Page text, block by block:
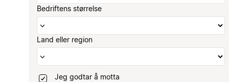
Bedriftens størrelse
Land eller region
Jeg godtar å motta